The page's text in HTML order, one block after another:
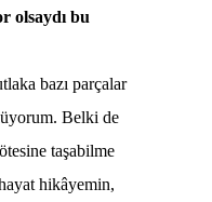
olsaydı bu
bazı parçalar
Belki de
taşabilme
hikâyemin,